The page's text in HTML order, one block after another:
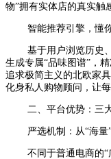
物”拥有实体店的真实触
智能推荐引擎，懂
基于用户浏览历史
生成专属“品味图谱”，
追求极简主义的北欧家
化身私人购物顾问，让
二、平台优势：三
严选机制：从“海量
不同于普通电商的